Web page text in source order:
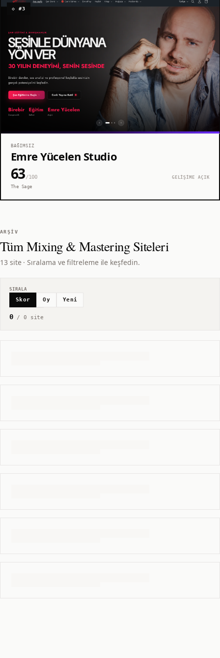
◇ #3
BAĞIMSIZ
Emre Yücelen Studio
63/100
GELİŞİME AÇIK
The Sage
ARŞIV
TümMixing & MasteringSiteleri
13 site · Sıralama ve filtreleme ile keşfedin.
SIRALA
Skor Oy Yeni
0/ 0 site